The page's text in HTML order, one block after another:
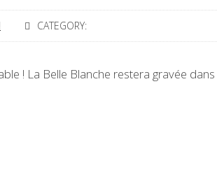
CATEGORY:
! La Belle Blanche restera gravée